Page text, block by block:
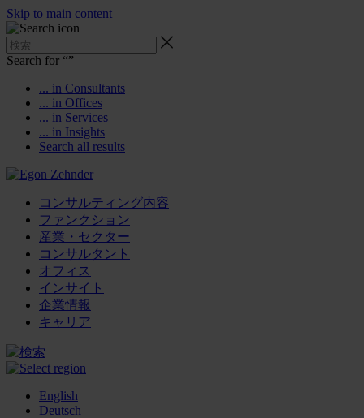
Skip to main content
Search for “”
... in Consultants
... in Offices
... in Services
... in Insights
Search all results
コンサルティング内容
ファンクション
産業・セクター
コンサルタント
オフィス
インサイト
企業情報
キャリア
English
Deutsch